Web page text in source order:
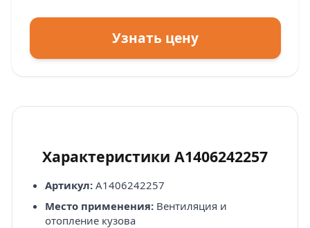
Узнать цену
Характеристики A1406242257
Артикул:A1406242257
Место применения:Вентиляция и
отопление кузова